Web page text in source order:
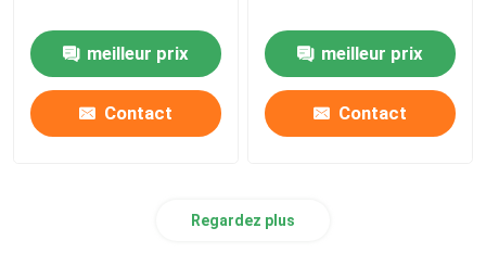
meilleur prix
Contact
meilleur prix
Contact
Regardez plus